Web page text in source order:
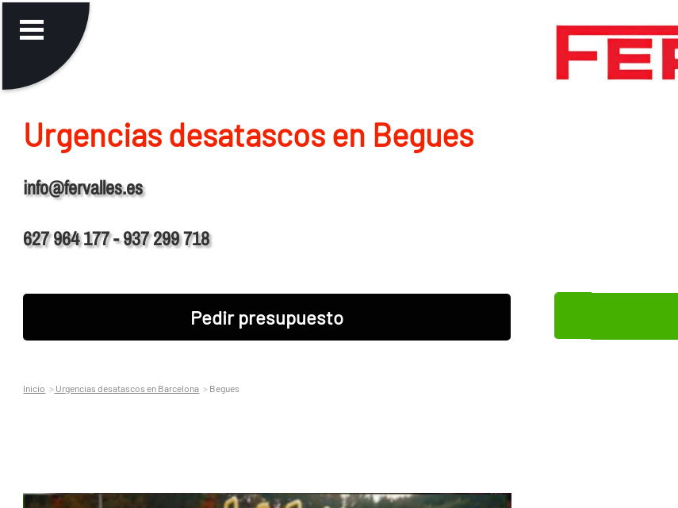
Urgencias desatascos en Begues
info@fervalles.es
627 964 177 - 937 299 718
Pedir presupuesto
Inicio Urgencias desatascos en Barcelona Begues